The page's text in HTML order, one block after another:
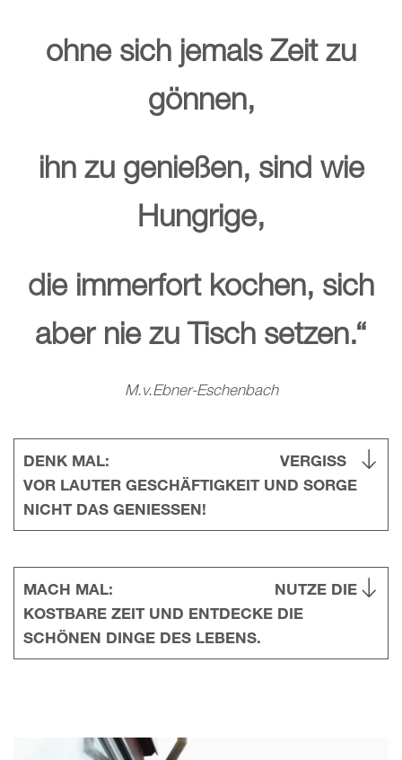
ohne sich jemals Zeit zu
gönnen,
ihn zu genießen, sind wie
Hungrige,
die immerfort kochen, sich
aber nie zu Tisch setzen.“
M.v.Ebner-Eschenbach
DENK MAL: VERGISS
VOR LAUTER GESCHÄFTIGKEIT UND SORGE
NICHT DAS GENIESSEN!
MACH MAL: NUTZE DIE
KOSTBARE ZEIT UND ENTDECKE DIE
SCHÖNEN DINGE DES LEBENS.